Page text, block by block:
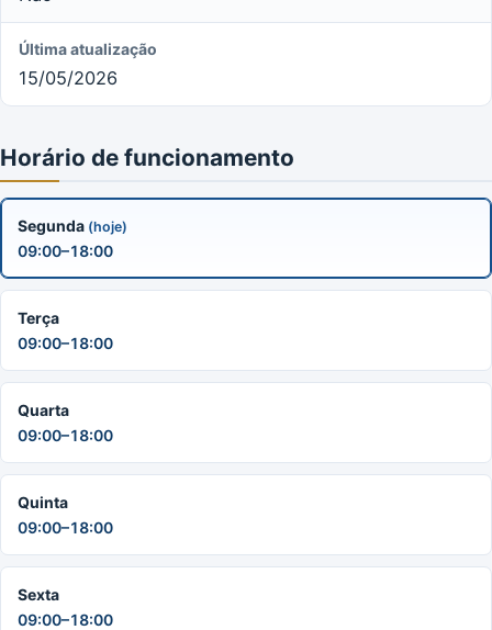
Última atualização
15/05/2026
Horário de funcionamento
Segunda (hoje)
09:00–18:00
Terça
09:00–18:00
Quarta
09:00–18:00
Quinta
09:00–18:00
Sexta
09:00–18:00